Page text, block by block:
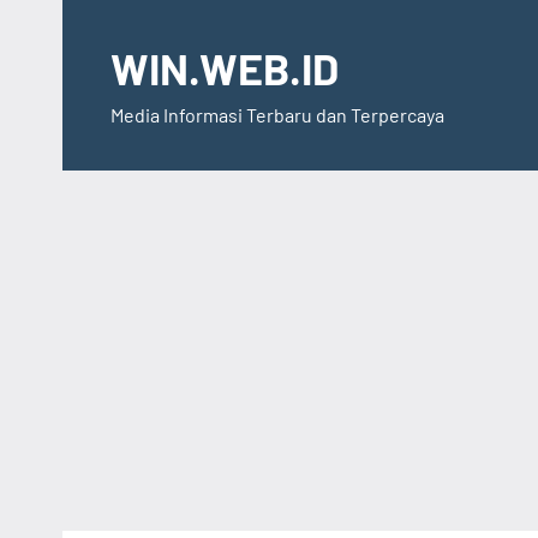
contentWIN.WEB.ID
Media Informasi Terbaru dan Terpercaya